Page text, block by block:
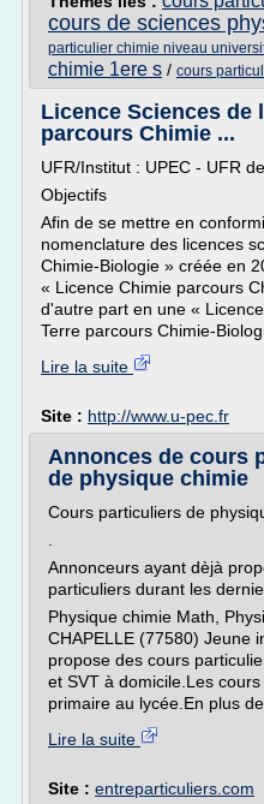
cours de sciences
particulier chimie niveau
chimie 1ere s / cours
Licence Sciences de
parcours Chimie ...
UFR/Institut : UPEC - UFR
Objectifs
Afin de se mettre en
nomenclature des licences
Chimie-Biologie » créée en
« Licence Chimie parcours
d'autre part en une «
Terre parcours Chimie-
Lire la suite
Site : http://www.u-pec.fr
Annonces de cours
de physique chimie
Cours particuliers de
Annonceurs ayant dèjà
particuliers durant les
Physique chimie Math,
CHAPELLE (77580) Jeune
propose des cours
et SVT à domicile.Les
primaire au lycée.En plus
Lire la suite
Site : entreparticuliers.com